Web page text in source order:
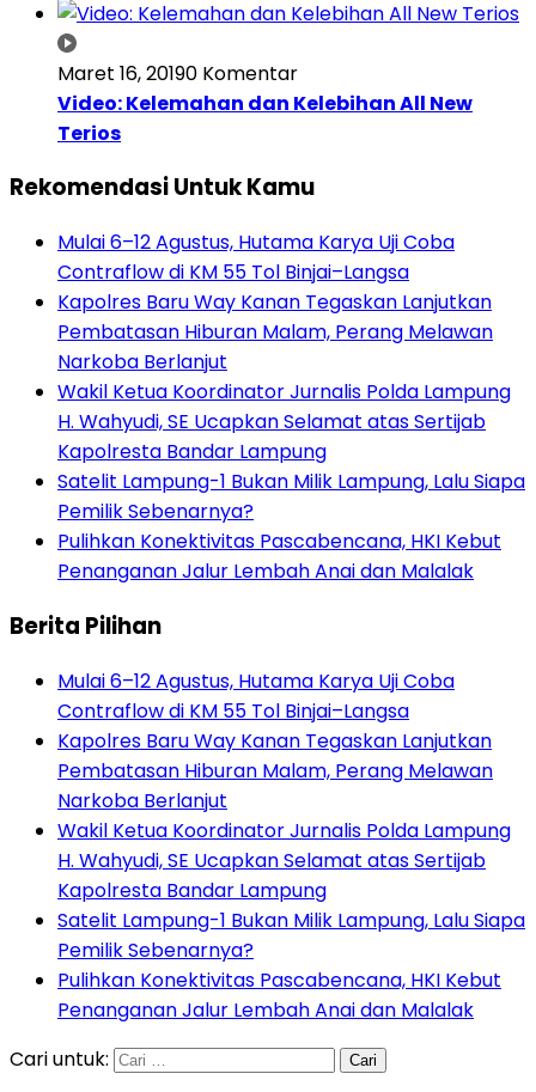
Maret 16, 20190 Komentar
Video: Kelemahan dan Kelebihan All New
Terios
Rekomendasi Untuk Kamu
Mulai 6–12 Agustus, Hutama Karya Uji Coba
Contraflow di KM 55 Tol Binjai–Langsa
Kapolres Baru Way Kanan Tegaskan Lanjutkan
Pembatasan Hiburan Malam, Perang Melawan
Narkoba Berlanjut
Wakil Ketua Koordinator Jurnalis Polda Lampung
H. Wahyudi, SE Ucapkan Selamat atas Sertijab
Kapolresta Bandar Lampung
Satelit Lampung-1 Bukan Milik Lampung, Lalu Siapa
Pemilik Sebenarnya?
Pulihkan Konektivitas Pascabencana, HKI Kebut
Penanganan Jalur Lembah Anai dan Malalak
Berita Pilihan
Mulai 6–12 Agustus, Hutama Karya Uji Coba
Contraflow di KM 55 Tol Binjai–Langsa
Kapolres Baru Way Kanan Tegaskan Lanjutkan
Pembatasan Hiburan Malam, Perang Melawan
Narkoba Berlanjut
Wakil Ketua Koordinator Jurnalis Polda Lampung
H. Wahyudi, SE Ucapkan Selamat atas Sertijab
Kapolresta Bandar Lampung
Satelit Lampung-1 Bukan Milik Lampung, Lalu Siapa
Pemilik Sebenarnya?
Pulihkan Konektivitas Pascabencana, HKI Kebut
Penanganan Jalur Lembah Anai dan Malalak
Cari untuk: